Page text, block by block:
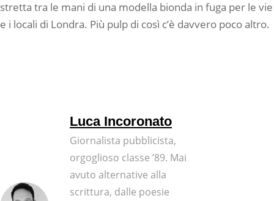
stretta tra le mani di una modella bionda in fuga per le vie
e i locali di Londra. Più pulp di così c’è davvero poco altro.
Luca Incoronato
Giornalista pubblicista,
orgoglioso classe ’89. Mai
avuto alternative alla
scrittura, dalle poesie